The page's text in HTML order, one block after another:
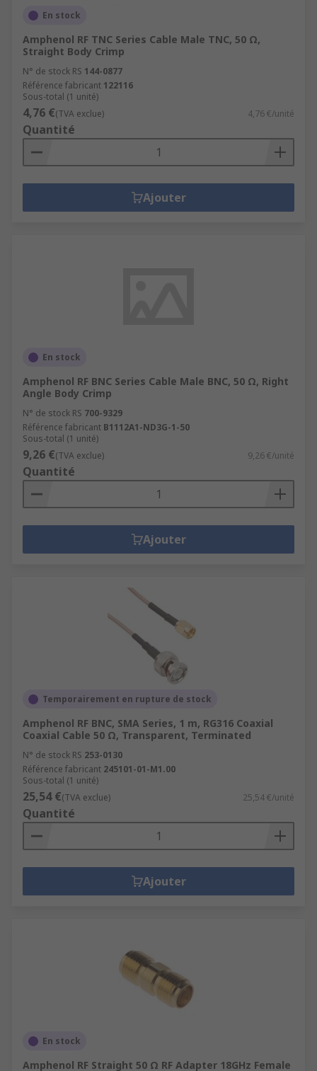
En stock
Amphenol RF TNC Series Cable Male TNC, 50 Ω,
Straight Body Crimp
N° de stock RS 144-0877
Référence fabricant 122116
Sous-total (1 unité)
4,76 €(TVA exclue) 4,76 €/unité
Quantité
Ajouter
En stock
Amphenol RF BNC Series Cable Male BNC, 50 Ω, Right
Angle Body Crimp
N° de stock RS 700-9329
Référence fabricant B1112A1-ND3G-1-50
Sous-total (1 unité)
9,26 €(TVA exclue) 9,26 €/unité
Quantité
Ajouter
Temporairement en rupture de stock
Amphenol RF BNC, SMA Series, 1 m, RG316 Coaxial
Coaxial Cable 50 Ω, Transparent, Terminated
N° de stock RS 253-0130
Référence fabricant 245101-01-M1.00
Sous-total (1 unité)
25,54 €(TVA exclue) 25,54 €/unité
Quantité
Ajouter
En stock
Amphenol RF Straight 50 Ω RF Adapter 18GHz Female